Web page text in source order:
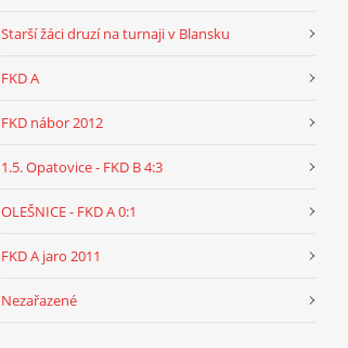
Starší žáci druzí na turnaji v Blansku
FKD A
FKD nábor 2012
1.5. Opatovice - FKD B 4:3
OLEŠNICE - FKD A 0:1
FKD A jaro 2011
Nezařazené